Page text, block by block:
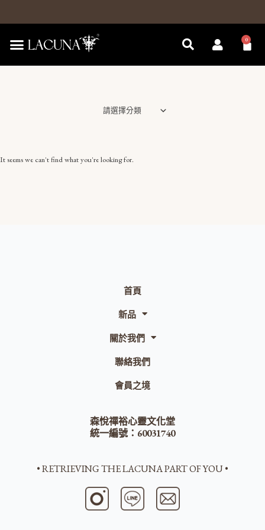
容
0
購
物
籃
請選擇分類
It seems we can't find what you're looking for.
首頁
新品
關於我們
聯絡我們
會員之境
森悅禪裕心靈文化堂
統一編號：60031740
• RETRIEVING THE LACUNA PART OF YOU •